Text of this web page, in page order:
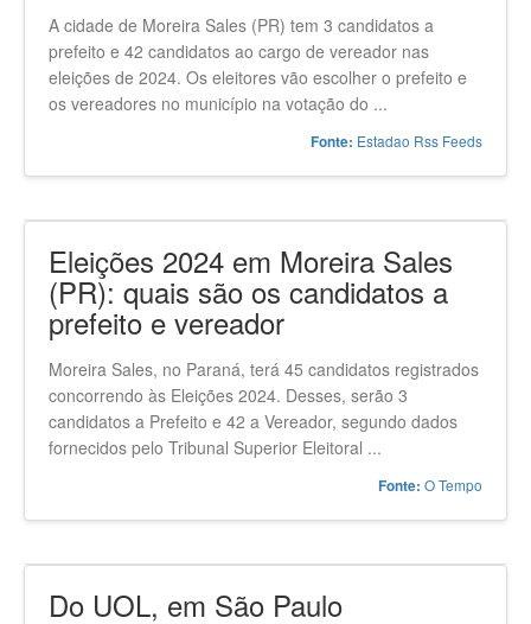
A cidade de Moreira Sales (PR) tem 3 candidatos a
prefeito e 42 candidatos ao cargo de vereador nas
eleições de 2024. Os eleitores vão escolher o prefeito e
os vereadores no município na votação do ...
Fonte: Estadao Rss Feeds
Eleições 2024 em Moreira Sales
(PR): quais são os candidatos a
prefeito e vereador
Moreira Sales, no Paraná, terá 45 candidatos registrados
concorrendo às Eleições 2024. Desses, serão 3
candidatos a Prefeito e 42 a Vereador, segundo dados
fornecidos pelo Tribunal Superior Eleitoral ...
Fonte: O Tempo
Do UOL, em São Paulo